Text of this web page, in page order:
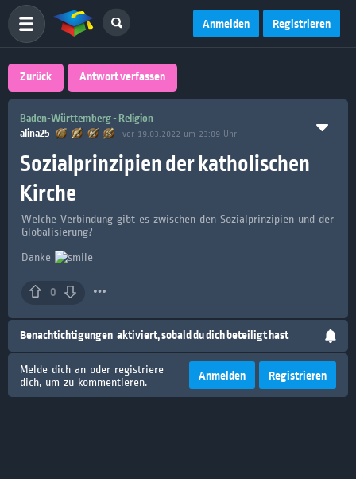
Anmelden Registrieren
Zurück Antwort verfassen
Baden-Württemberg - Religion
alina25
vor 19.03.2022 um 23:09 Uhr
Sozialprinzipien der katholischen
Kirche
Welche Verbindung gibt es zwischen den Sozialprinzipien und der
Globalisierung?
Danke
0
Benachtichtigungen aktiviert, sobald du dich beteiligt hast
Melde dich an oder registriere
dich, um zu kommentieren.
Anmelden Registrieren